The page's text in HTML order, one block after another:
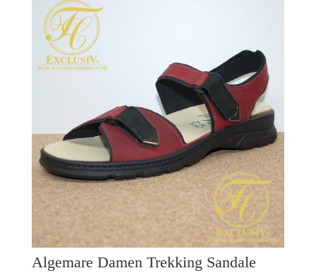
Algemare Damen Trekking Sandale